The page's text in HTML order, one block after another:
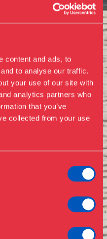
content and ads, to
to analyse our traffic.
your use of our site with
analytics partners who
that you’ve
collected from your use
os
Køb billet